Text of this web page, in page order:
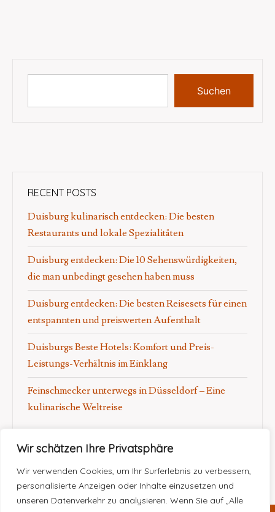
Wir schätzen Ihre Privatsphäre
Wir verwenden Cookies, um Ihr Surferlebnis zu verbessern,
personalisierte Anzeigen oder Inhalte einzusetzen und
unseren Datenverkehr zu analysieren. Wenn Sie auf „Alle
Suchen
RECENT POSTS
Duisburg kulinarisch entdecken: Die besten
Restaurants und lokale Spezialitäten
Duisburg entdecken: Die 10 Sehenswürdigkeiten,
die man unbedingt gesehen haben muss
Duisburg entdecken: Die besten Reisesets für einen
entspannten und preiswerten Aufenthalt
Duisburgs Beste Hotels: Komfort und Preis-
Leistungs-Verhältnis im Einklang
Feinschmecker unterwegs in Düsseldorf – Eine
kulinarische Weltreise